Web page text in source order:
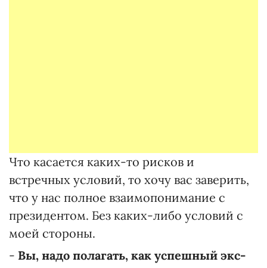
Что касается каких-то рисков и
встречных условий, то хочу вас заверить,
что у нас полное взаимопонимание с
президентом. Без каких-либо условий с
моей стороны.
- Вы, надо полагать, как успешный экс-